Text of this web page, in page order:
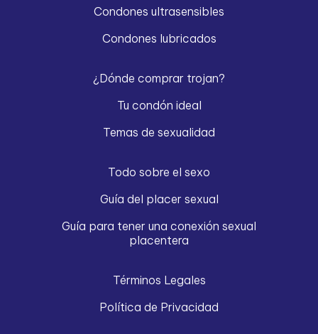
Condones ultrasensibles
Condones lubricados
¿Dónde comprar trojan?
Tu condón ideal
Temas de sexualidad
Todo sobre el sexo
Guía del placer sexual
Guía para tener una conexión sexual
placentera
Términos Legales
Política de Privacidad